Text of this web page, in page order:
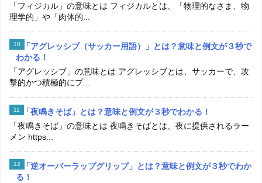
「フィジカル」の意味とは フィジカルとは、「物理的なさま、物
理学的」や「肉体的...
「アグレッシブ（サッカー用語）」とは？意味と例文が３秒で
わかる！
「アグレッシブ」の意味とは アグレッシブとは、サッカーで、攻
撃的かつ積極的にプ...
「夜鳴きそば」とは？意味と例文が３秒でわかる！
「夜鳴きそば」の意味とは 夜鳴きそばとは、夜に提供されるラー
メン https...
「逆オーバーラップグリップ」とは？意味と例文が３秒でわか
る！